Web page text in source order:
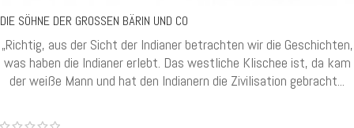
DIE SÖHNE DER GROSSEN BÄRIN UND CO
„Richtig, aus der Sicht der Indianer betrachten wir die Geschichten,
was haben die Indianer erlebt. Das westliche Klischee ist, da kam
der weiße Mann und hat den Indianern die Zivilisation gebracht...